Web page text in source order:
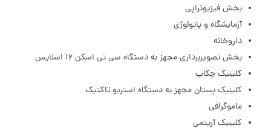
بخش فیزیوتراپی
آزمایشگاه و پاتولوژی
داروخانه
بخش تصویربرداری مجهز به دستگاه سی تی اسکن 16 اسلایس
کلینیک چکاپ
کلینیک پستان مجهز به دستگاه استریو تاکتیک
ماموگرافی
کلینیک آریتمی